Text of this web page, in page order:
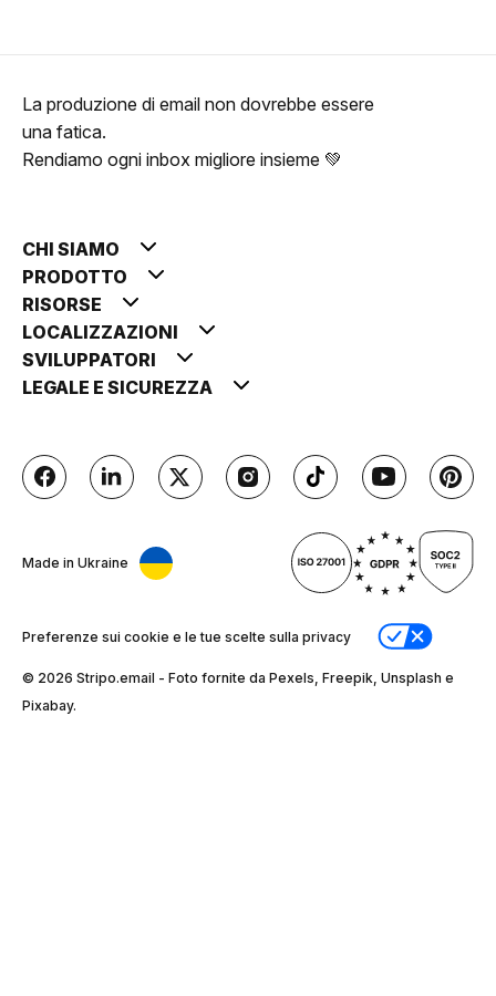
La produzione di email non dovrebbe essere
una fatica.
Rendiamo ogni inbox migliore insieme 💚
CHI SIAMO
PRODOTTO
RISORSE
LOCALIZZAZIONI
SVILUPPATORI
LEGALE E SICUREZZA
Made in Ukraine
Preferenze sui cookie e le tue scelte sulla privacy
© 2026 Stripо.email - Foto fornite da Pexels, Freepik, Unsplash e
Pixabay.